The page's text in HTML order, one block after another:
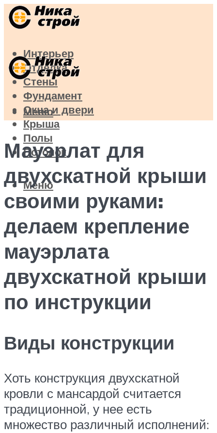
Интерьер
Отделка
Стены
Фундамент
Окна и двери
Крыша
Полы
Потолок
Меню
Меню
Мауэрлат для
двухскатной крыши
своими руками:
делаем крепление
мауэрлата
двухскатной крыши
по инструкции
Виды конструкции
Хоть конструкция двухскатной
кровли с мансардой считается
традиционной, у нее есть
множество различный исполнений: